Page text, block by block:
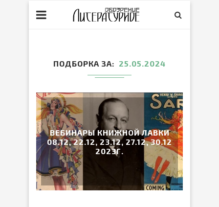
ПОДБОРКА ЗА 25.05.2024
ВЕБИНАРЫ КНИЖНОЙ ЛАВКИ
08.12, 22.12, 23.12, 27.12, 30.12
2023Г.